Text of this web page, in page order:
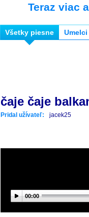
Teraz viac
Všetky piesne Umelci
čaje čaje
Pridal užívateľ: jacek25
00:00